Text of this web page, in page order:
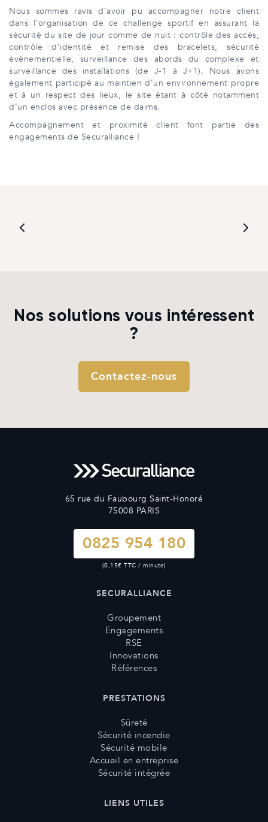
Nous sommes ravis d’avoir pu accompagner notre client
dans l’organisation de ce challenge sportif en assurant la
sécurité du site de jour comme de nuit : contrôle des accès,
contrôle d’identité et remise des bracelets, sécurité
évènementielle, surveillance des abords du complexe et
surveillance des installations (de J-1 à J+1). Nous avons
également participé au maintien d’un environnement propre
et à un respect des lieux, le site étant à côté notamment
d’un enclos avec présence de daims.
Accompagnement et proximité client font partie des
engagements de Securalliance !
Nos solutions vous intéressent
?
Contactez-nous
65 rue du Faubourg Saint-Honoré
75008 PARIS
0825 954 180
(0,15€ TTC / minute)
SECURALLIANCE
Groupement
Engagements
RSE
Innovations
Références
PRESTATIONS
Sûreté
Sécurité incendie
Sécurité mobile
Accueil en entreprise
Sécurité intégrée
LIENS UTILES